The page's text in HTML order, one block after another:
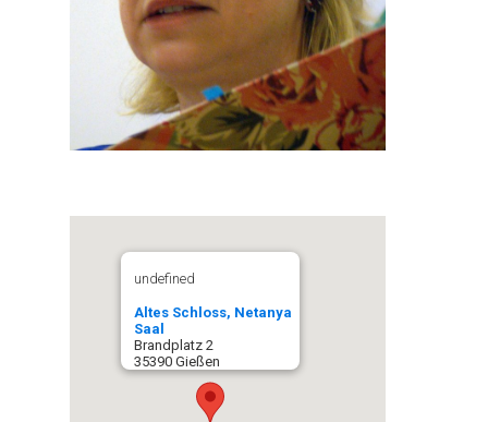
undefined
Altes Schloss, Netanya
Saal
Brandplatz 2
35390 Gießen